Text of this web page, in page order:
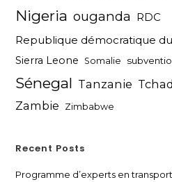
Nigeria ouganda
RDC
Republique démocratique
Sierra Leone Somalie
Sénegal Tanzanie Tchad
Zambie Zimbabwe
Recent Posts
Programme d’experts en